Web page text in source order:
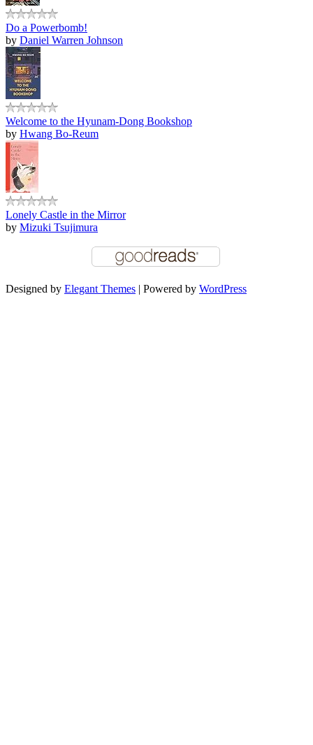
Do a Powerbomb!
by Daniel Warren Johnson
Welcome to the Hyunam-Dong Bookshop
by Hwang Bo-Reum
Lonely Castle in the Mirror
by Mizuki Tsujimura
Designed by Elegant Themes | Powered by WordPress